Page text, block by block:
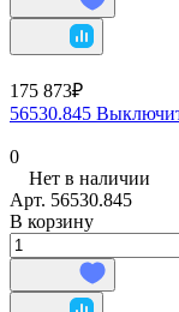
175 873₽
56530.845
0
Нет в наличии
Арт. 56530.845
В корзину